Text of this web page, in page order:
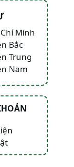
Minh
Bắc
Trung
Nam